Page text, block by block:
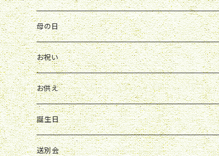
お供え
仏壇花
定期便
Y&O
送別会
開店祝い
お供え
W&G
ソープフラワー
お見舞い
送別会
お祝い
発表会
お祝い
クレマチス
紫
母の日
花束
アレンジ
ボックスアレンジ
お祝い
花束
アレンジ
ボックスアレンジ
お供え
花束
アレンジ
誕生日
花束
送別会